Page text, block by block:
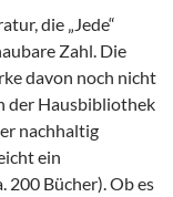
die „Jede“
Zahl. Die
davon noch nicht
der Hausbibliothek
nachhaltig
ein
200 Bücher). Ob es